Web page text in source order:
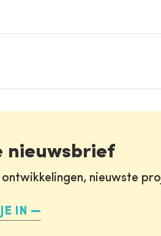
nieuwsbrief
nieuwste
IN